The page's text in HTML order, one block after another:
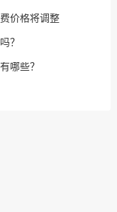
价格将调整
？
哪些？